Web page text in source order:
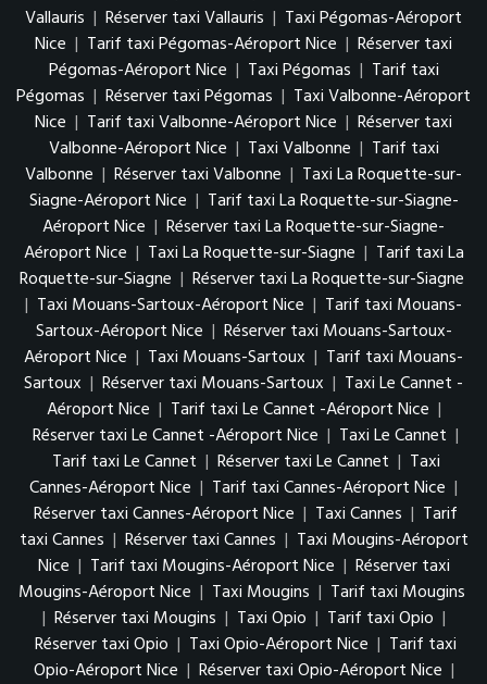
Vallauris | Réserver taxi Vallauris | Taxi Pégomas-Aéroport
Nice | Tarif taxi Pégomas-Aéroport Nice | Réserver taxi
Pégomas-Aéroport Nice | Taxi Pégomas | Tarif taxi
Pégomas | Réserver taxi Pégomas | Taxi Valbonne-Aéroport
Nice | Tarif taxi Valbonne-Aéroport Nice | Réserver taxi
Valbonne-Aéroport Nice | Taxi Valbonne | Tarif taxi
Valbonne | Réserver taxi Valbonne | Taxi La Roquette-sur-
Siagne-Aéroport Nice | Tarif taxi La Roquette-sur-Siagne-
Aéroport Nice | Réserver taxi La Roquette-sur-Siagne-
Aéroport Nice | Taxi La Roquette-sur-Siagne | Tarif taxi La
Roquette-sur-Siagne | Réserver taxi La Roquette-sur-Siagne
| Taxi Mouans-Sartoux-Aéroport Nice | Tarif taxi Mouans-
Sartoux-Aéroport Nice | Réserver taxi Mouans-Sartoux-
Aéroport Nice | Taxi Mouans-Sartoux | Tarif taxi Mouans-
Sartoux | Réserver taxi Mouans-Sartoux | Taxi Le Cannet -
Aéroport Nice | Tarif taxi Le Cannet -Aéroport Nice |
Réserver taxi Le Cannet -Aéroport Nice | Taxi Le Cannet |
Tarif taxi Le Cannet | Réserver taxi Le Cannet | Taxi
Cannes-Aéroport Nice | Tarif taxi Cannes-Aéroport Nice |
Réserver taxi Cannes-Aéroport Nice | Taxi Cannes | Tarif
taxi Cannes | Réserver taxi Cannes | Taxi Mougins-Aéroport
Nice | Tarif taxi Mougins-Aéroport Nice | Réserver taxi
Mougins-Aéroport Nice | Taxi Mougins | Tarif taxi Mougins
| Réserver taxi Mougins | Taxi Opio | Tarif taxi Opio |
Réserver taxi Opio | Taxi Opio-Aéroport Nice | Tarif taxi
Opio-Aéroport Nice | Réserver taxi Opio-Aéroport Nice |